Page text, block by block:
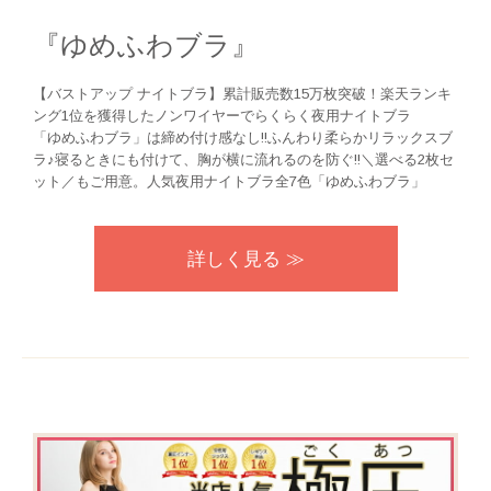
『ゆめふわブラ』
【バストアップ ナイトブラ】累計販売数15万枚突破！楽天ランキ
ング1位を獲得したノンワイヤーでらくらく夜用ナイトブラ
「ゆめふわブラ」は締め付け感なし!!ふんわり柔らかリラックスブ
ラ♪寝るときにも付けて、胸が横に流れるのを防ぐ!!＼選べる2枚セ
ット／もご用意。人気夜用ナイトブラ全7色「ゆめふわブラ」
詳しく見る ≫